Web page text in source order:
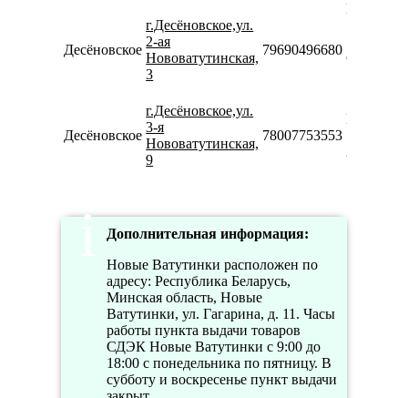
Десёновское
г.Десёновское,ул.
2-ая
Нововатутинская,
3
79690496680
Пн-Пт
Сб-Вс
Десёновское
г.Десёновское,ул.
3-я
Нововатутинская,
9
78007753553
Пн-Вс
Дополнительная информация:
Новые Ватутинки расположен по
адресу: Республика Беларусь,
Минская область, Новые
Ватутинки, ул. Гагарина, д. 11. Часы
работы пункта выдачи товаров
СДЭК Новые Ватутинки с 9:00 до
18:00 с понедельника по пятницу. В
субботу и воскресенье пункт выдачи